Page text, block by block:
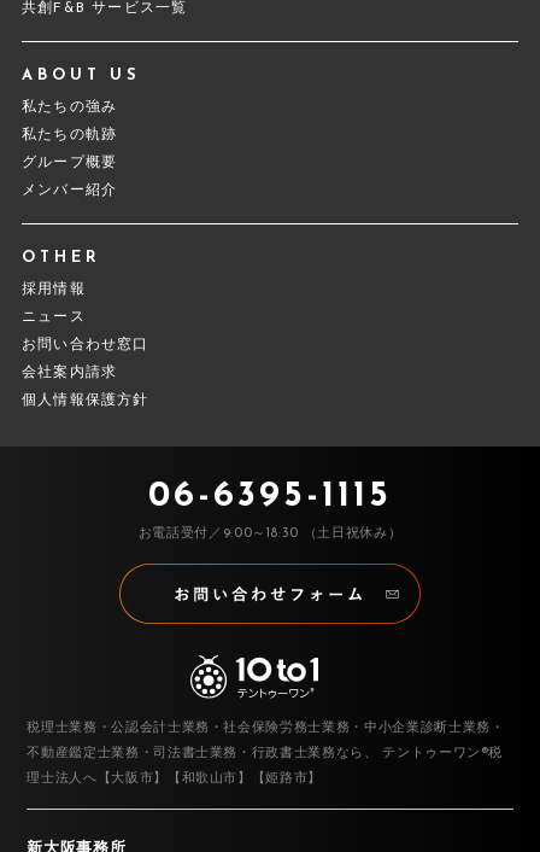
共創F&B サービス一覧
ABOUT US
私たちの強み
私たちの軌跡
グループ概要
メンバー紹介
OTHER
採用情報
ニュース
お問い合わせ窓口
会社案内請求
個人情報保護方針
06-6395-1115
お電話受付／9:00～18:30 （土日祝休み）
税理士業務・公認会計士業務・社会保険労務士業務・中小企業診断士業務・
不動産鑑定士業務・司法書士業務・行政書士業務なら、
テントゥーワン®税
理士法人へ【大阪市】【和歌山市】【姫路市】